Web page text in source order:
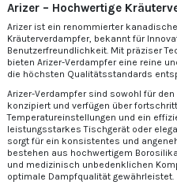
Arizer – Hochwertige
Arizer ist ein renommierter
Kräuterverdampfer, bekannt für
Benutzerfreundlichkeit. Mit präziser
bieten Arizer-Verdampfer eine reine
die höchsten Qualitätsstandards
Arizer-Verdampfer sind sowohl für
konzipiert und verfügen über
Temperatureinstellungen und ein
leistungsstarkes Tischgerät oder
sorgt für ein konsistentes und
bestehen aus hochwertigem
und medizinisch unbedenklichen
optimale Dampfqualität gewährleistet.